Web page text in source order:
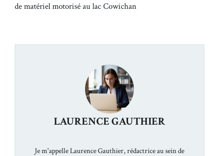
de matériel motorisé au lac Cowichan
LAURENCE GAUTHIER
Je m'appelle Laurence Gauthier, rédactrice au sein de